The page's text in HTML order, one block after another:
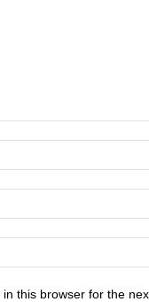
this browser for the